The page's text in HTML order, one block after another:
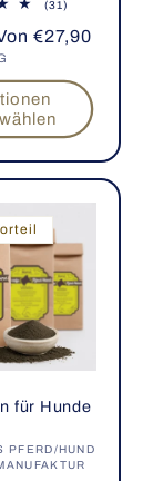
(31)
insgesamt
€27,90
für Hunde
PFERD/HUND